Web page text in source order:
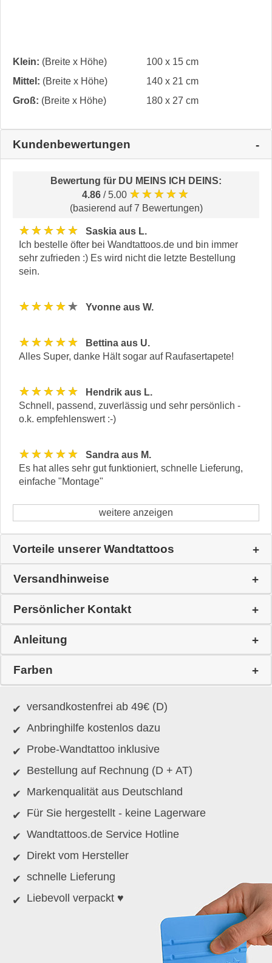
Klein: (Breite x Höhe)
100 x 15 cm
Mittel: (Breite x Höhe)
140 x 21 cm
Groß: (Breite x Höhe) 180 x 27 cm
Kundenbewertungen
Bewertung für DU MEINS ICH DEINS:
4.86 / 5.00 ★★★★★
(basierend auf 7 Bewertungen)
★★★★★
Saskia aus L.
Ich bestelle öfter bei Wandtattoos.de und bin immer
sehr zufrieden :) Es wird nicht die letzte Bestellung
sein.
★★★★★ Yvonne aus W.
★★★★★
Bettina aus U.
Alles Super, danke Hält sogar auf Raufasertapete!
★★★★★
Hendrik aus L.
Schnell, passend, zuverlässig und sehr persönlich -
o.k. empfehlenswert :-)
★★★★★
Sandra aus M.
Es hat alles sehr gut funktioniert, schnelle Lieferung,
einfache "Montage"
weitere anzeigen
Vorteile unserer Wandtattoos
Versandhinweise
Persönlicher Kontakt
Anleitung
Farben
versandkostenfrei ab 49€ (D)
Anbringhilfe kostenlos dazu
Probe-Wandtattoo inklusive
Bestellung auf Rechnung (D + AT)
Markenqualität aus Deutschland
Für Sie hergestellt - keine Lagerware
Wandtattoos.de Service Hotline
Direkt vom Hersteller
schnelle Lieferung
Liebevoll verpackt ♥